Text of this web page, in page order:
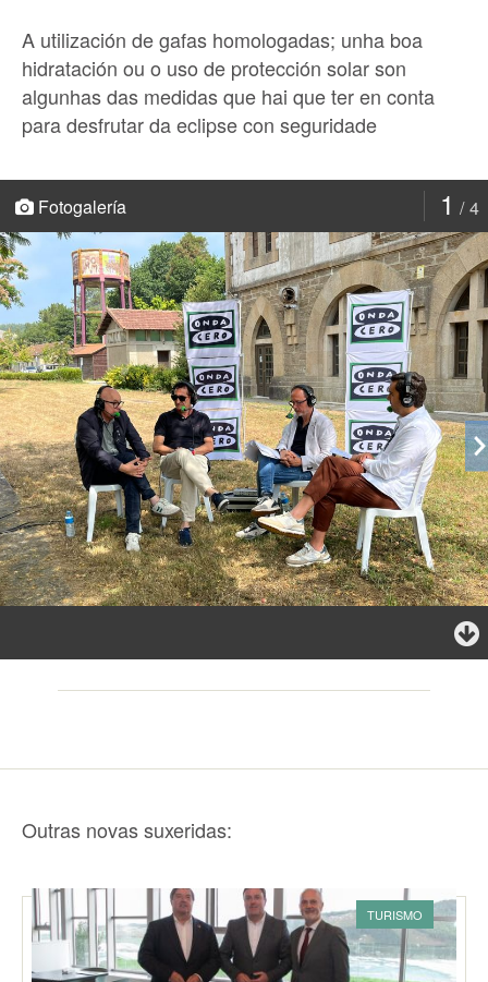
A utilización de gafas homologadas; unha boa
hidratación ou o uso de protección solar son
algunhas das medidas que hai que ter en conta
para desfrutar da eclipse con seguridade
1 4
Fotogalería
Outras novas suxeridas:
TURISMO